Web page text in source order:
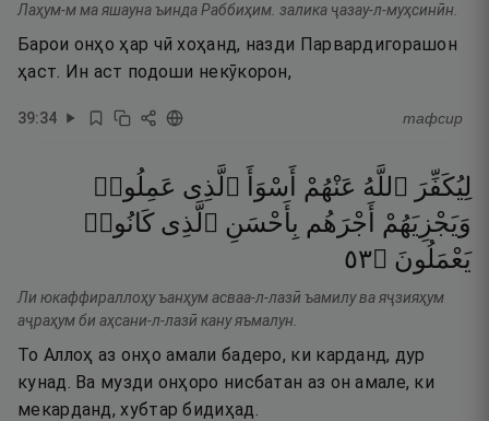
Лаҳум-м ма яшауна ъинда Раббиҳим. залика ҷазау-л-муҳсинӣн.
Барои онҳо ҳар чӣ хоҳанд, назди Парвардигорашон
ҳаст. Ин аст подоши некӯкорон,
39:34 тафсир
لِيُكَفِّرَ ٱللَّهُ عَنْهُمْ أَسْوَأَ ٱلَّذِى عَمِلُوا۟
وَيَجْزِيَهُمْ
أَجْرَهُم بِأَحْسَنِ ٱلَّذِى كَانُوا۟
يَعْمَلُونَ ۝٣٥
Ли юкаффираллоҳу ъанҳум асваа-л-лазӣ ъамилу ва яҷзияҳум
аҷраҳум би аҳсани-л-лазӣ кану яъмалун.
То Аллоҳ аз онҳо амали бадеро, ки карданд, дур
кунад. Ва музди онҳоро нисбатан аз он амале, ки
мекарданд, хубтар бидиҳад.